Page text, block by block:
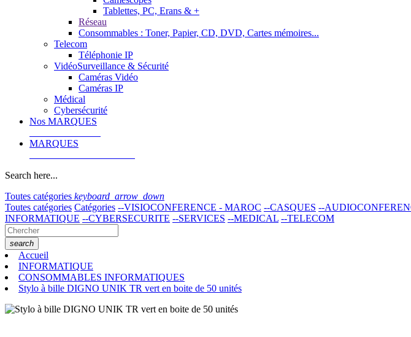
Tablettes, PC, Erans & +
Réseau
Consommables : Toner, Papier, CD, DVD, Cartes mémoires...
Telecom
Téléphonie IP
VidéoSurveillance & Sécurité
Caméras Vidéo
Caméras IP
Médical
Cybersécurité
Nos MARQUES
MARQUES
Search here...
Toutes catégories keyboard_arrow_down
Toutes catégories Catégories --VISIOCONFERENCE - MAROC --CASQUES --
INFORMATIQUE --CYBERSECURITE --SERVICES --MEDICAL --TELECOM
search
Accueil
INFORMATIQUE
CONSOMMABLES INFORMATIQUES
Stylo à bille DIGNO UNIK TR vert en boite de 50 unités